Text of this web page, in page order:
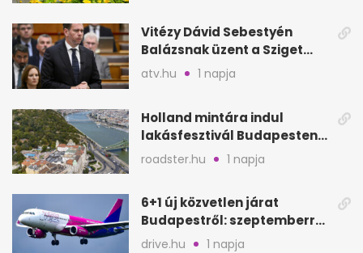
Vitézy Dávid Sebestyén
Balázsnak üzent a Sziget
után: Dj Oti megmozgatta a
atv.hu 1 napja
Holland mintára indul
lakásfesztivál Budapesten:
koncertek egy napig
roadster.hu 1 napja
6+1 új közvetlen járat
Budapestről: szeptemberre
is jó úti célok
drive.hu 1 napja